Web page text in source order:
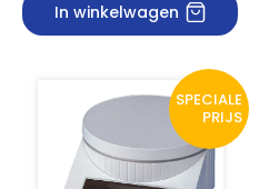
In winkelwagen
SPECIALE
PRIJS